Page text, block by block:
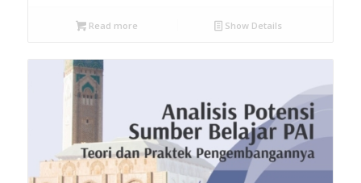
Read more Show Details